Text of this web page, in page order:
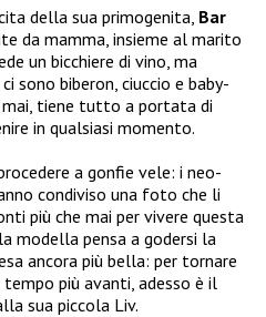
della sua primogenita, Bar
da mamma, insieme al marito
un bicchiere di vino, ma
sono biberon, ciuccio e baby-
tiene tutto a portata di
in qualsiasi momento.
a gonfie vele: i neo-
condiviso una foto che li
più che mai per vivere questa
modella pensa a godersi la
ancora più bella: per tornare
più avanti, adesso è il
sua piccola Liv.